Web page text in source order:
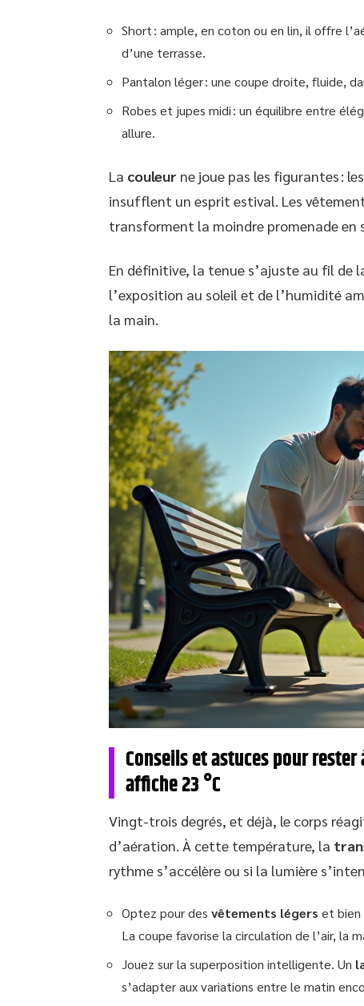
Short : ample, en coton ou en lin, il offre
d’une terrasse.
Pantalon léger : une coupe droite, fluide,
Robes et jupes midi : un équilibre entre
allure.
La couleur ne joue pas les figurantes :
insufflent un esprit estival. Les
transforment la moindre promenade en
En définitive, la tenue s’ajuste au fil de
l’exposition au soleil et de l’humidité
la main.
Conseils et astuces pour
affiche 23 °C
Vingt-trois degrés, et déjà, le corps
d’aération. À cette température, la
rythme s’accélère ou si la lumière
Optez pour des vêtements légers et bien
La coupe favorise la circulation de l’air, la
Jouez sur la superposition intelligente. Un
s’adapter aux variations entre le matin